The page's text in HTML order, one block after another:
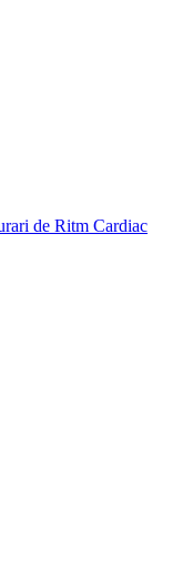
de Ritm Cardiac